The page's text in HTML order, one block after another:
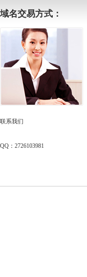
域名交易方式：
联系我们
QQ：2726103981